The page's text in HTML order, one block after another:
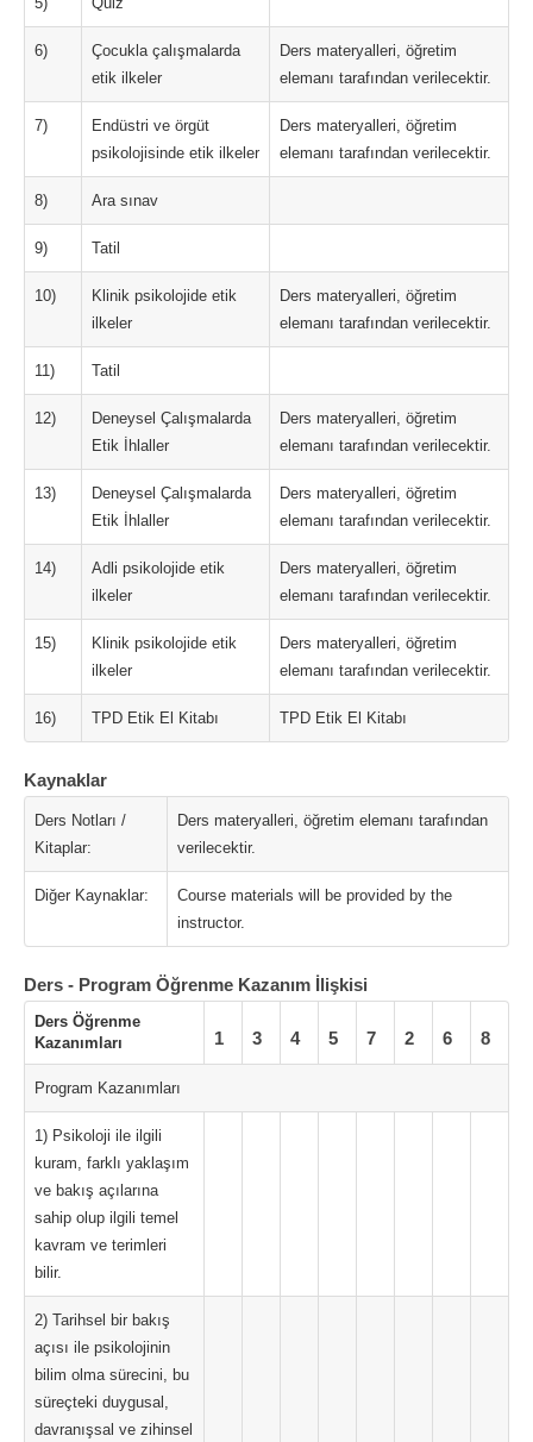
6)
Çocukla çalışmalarda
etik ilkeler
Ders materyalleri, öğretim
elemanı tarafından verilecektir.
7)
Endüstri ve örgüt
psikolojisinde etik ilkeler
Ders materyalleri, öğretim
elemanı tarafından verilecektir.
8) Ara sınav
9) Tatil
10)
Klinik psikolojide etik
ilkeler
Ders materyalleri, öğretim
elemanı tarafından verilecektir.
11) Tatil
12)
Deneysel Çalışmalarda
Etik İhlaller
Ders materyalleri, öğretim
elemanı tarafından verilecektir.
13)
Deneysel Çalışmalarda
Etik İhlaller
Ders materyalleri, öğretim
elemanı tarafından verilecektir.
14)
Adli psikolojide etik
ilkeler
Ders materyalleri, öğretim
elemanı tarafından verilecektir.
15)
Klinik psikolojide etik
ilkeler
Ders materyalleri, öğretim
elemanı tarafından verilecektir.
16) TPD Etik El Kitabı TPD Etik El Kitabı
Kaynaklar
Ders Notları /
Kitaplar:
Ders materyalleri, öğretim elemanı tarafından
verilecektir.
Diğer Kaynaklar:
Course materials will be provided by the
instructor.
Ders - Program Öğrenme Kazanım İlişkisi
Ders Öğrenme
Kazanımları
1 3 4 5 7 2 6 8
Program Kazanımları
1) Psikoloji ile ilgili
kuram, farklı yaklaşım
ve bakış açılarına
sahip olup ilgili temel
kavram ve terimleri
bilir.
2) Tarihsel bir bakış
açısı ile psikolojinin
bilim olma sürecini, bu
süreçteki duygusal,
davranışsal ve zihinsel